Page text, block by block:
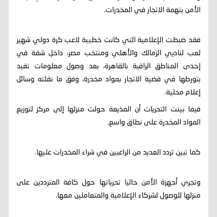
الأمن بتهمة الاتجار في المخدرات.
فقد ضبطت الإعلامية التي كانت خطيبة لاعب كرة دولي شهير
لعب لناديي الزمالك والأهلي ومنتخب مصر، داخل شقة في
إحدى المناطق الراقية بالقاهرة، بعد وصول معلومات تفيد
بتورطها في قضية الاتجار بمواد مخدرة، وفق ما نقلته وسائل
إعلام محلية.
فيما بينت التحريات أن المذيعة حولت منزلها إلى مركز لتوزيع
المواد المخدرة على نطاق واسع.
كما تبين تردد العديد من الراغبين في شراء المخدرات عليها.
وتجري أجهزة الأمن حاليا تحرياتها حول كافة المترددين على
منزلها للوصول لشركاء الإعلامية والمتعاملين معها.